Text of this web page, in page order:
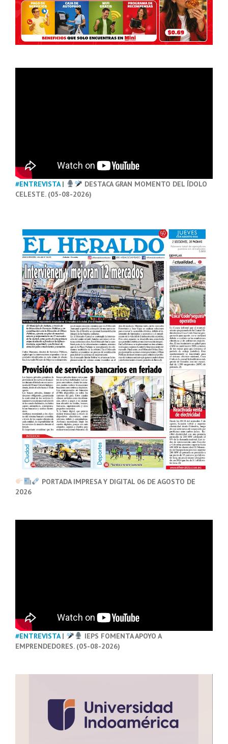
#ENTREVISTA|
DESTACA GRAN MOMENTO DEL ÍDOLO
CELESTE. (05-08-2026)
PORTADA IMPRESA Y DIGITAL 06 DE AGOSTO DE
2026
#ENTREVISTA|
IEPS FOMENTA APOYO A
EMPRENDEDORES. (05-08-2026)